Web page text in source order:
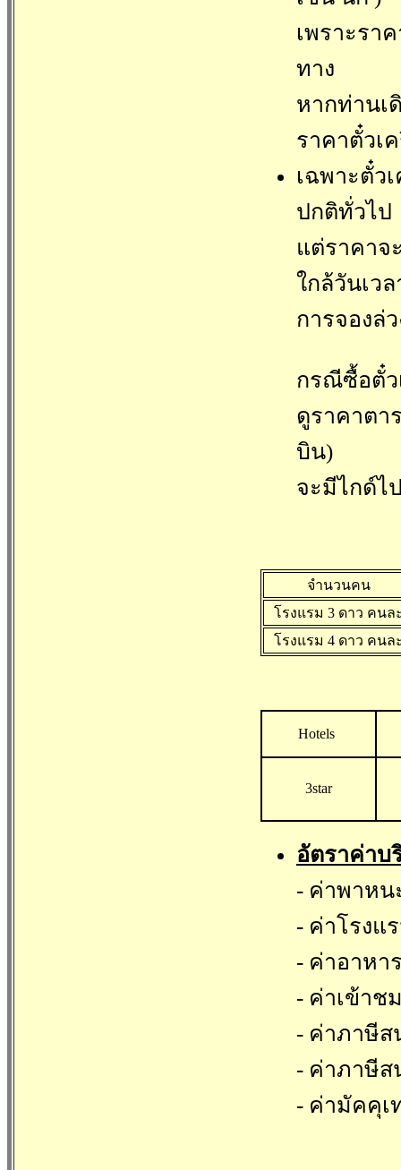
เพราะรา
ทาง
หากท่านเ
ราคาตั๋วเ
เฉพาะตั๋ว
ปกติทั่วไป
แต่ราคาจ
ใกล้วันเว
การจองล่
กรณีซื้อตั๋ว
ดูราคาตา
บิน)
จะมีไกด์ไ
จำนวนคน
โรงแรม 3 ดาว คนล
โรงแรม 4 ดาว คนล
Hotels
3star
อัตราค่าบ
- ค่าพาหน
- ค่าโรงแ
- ค่าอาหา
- ค่าเข้าช
- ค่าภาษีส
- ค่าภาษีส
- ค่ามัคคุเ